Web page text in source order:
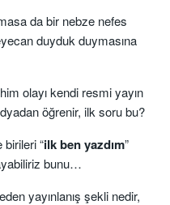
da bir nebze nefes
duyduk duymasına
olayı kendi resmi yayın
öğrenir, ilk soru bu?
birileri “ilk ben yazdım”
bunu…
yayınlanış şekli nedir,